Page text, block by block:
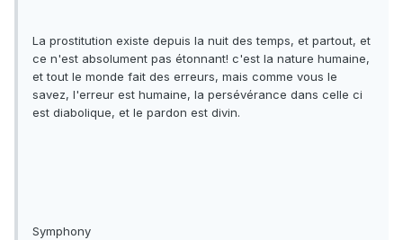
La prostitution existe depuis la nuit des temps, et partout, et
ce n'est absolument pas étonnant! c'est la nature humaine,
et tout le monde fait des erreurs, mais comme vous le
savez, l'erreur est humaine, la persévérance dans celle ci
est diabolique, et le pardon est divin.
Symphony